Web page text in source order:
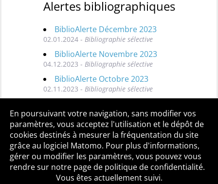
Alertes bibliographiques
BiblioAlerte Décembre 2023
02.01.2024 - Bibliographie sélective
BiblioAlerte Novembre 2023
04.12.2023 - Bibliographie sélective
BiblioAlerte Octobre 2023
02.11.2023 - Bibliographie sélective
Toutes les BiblioAlertes
Qui sommes-nous ? Mentions légales
Accessibilité
Politique de confidentialité
Contact
En poursuivant votre navigation, sans modifier vos
paramètres, vous acceptez l'utilisation et le dépôt de
cookies destinés à mesurer la fréquentation du site
grâce au logiciel Matomo. Pour plus d'informations,
gérer ou modifier les paramètres, vous pouvez vous
rendre sur notre page de politique de confidentialité.
Vous êtes actuellement suivi.